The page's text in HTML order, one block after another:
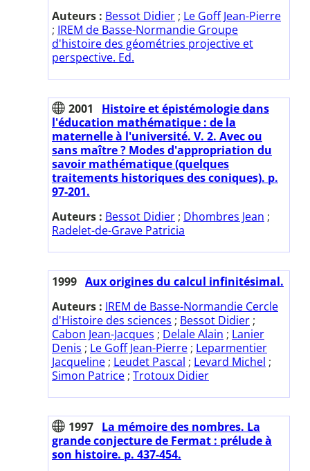
Auteurs : Bessot Didier ; Le Goff Jean-Pierre
; IREM de Basse-Normandie Groupe
d'histoire des géométries projective et
perspective. Ed.
2001
Histoire et épistémologie dans
l'éducation mathématique : de la
maternelle à l'université. V. 2. Avec ou
sans maître ? Modes d'appropriation du
savoir mathématique (quelques
traitements historiques des coniques). p.
97-201.
Auteurs : Bessot Didier ; Dhombres Jean ;
Radelet-de-Grave Patricia
1999 Aux origines du calcul infinitésimal.
Auteurs : IREM de Basse-Normandie Cercle
d'Histoire des sciences ; Bessot Didier ;
Cabon Jean-Jacques ; Delale Alain ; Lanier
Denis ; Le Goff Jean-Pierre ; Leparmentier
Jacqueline ; Leudet Pascal ; Levard Michel ;
Simon Patrice ; Trotoux Didier
1997 La mémoire des nombres. La
grande conjecture de Fermat : prélude à
son histoire. p. 437-454.